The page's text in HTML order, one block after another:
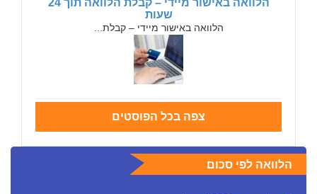
הלוואה באישור מיידי – קבלת הלוואה תוך 24
שעות
הלוואה באישור מיידי – קבלת...
צפה בכל הפוסטים
הלוואה לפי סכום